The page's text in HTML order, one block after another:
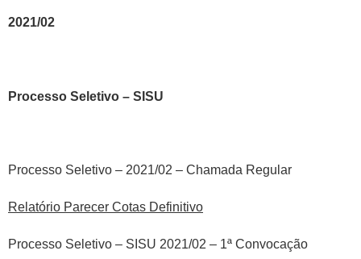
2021/02
Processo Seletivo – SISU
Processo Seletivo – 2021/02 – Chamada Regular
Relatório Parecer Cotas Definitivo
Processo Seletivo – SISU 2021/02 – 1ª Convocação